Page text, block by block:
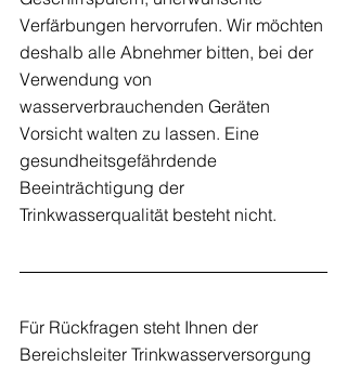
Verfärbungen hervorrufen. Wir möchten
deshalb alle Abnehmer bitten, bei der
Verwendung von
wasserverbrauchenden Geräten
Vorsicht walten zu lassen. Eine
gesundheitsgefährdende
Beeinträchtigung der
Trinkwasserqualität besteht nicht.
Für Rückfragen steht Ihnen der
Bereichsleiter Trinkwasserversorgung